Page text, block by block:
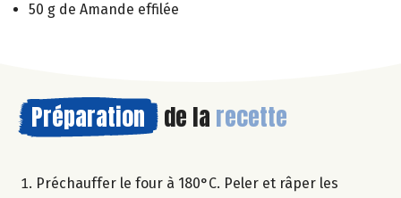
50 g de Amande effilée
Préparation de la recette
Préchauffer le four à 180°C. Peler et râper les